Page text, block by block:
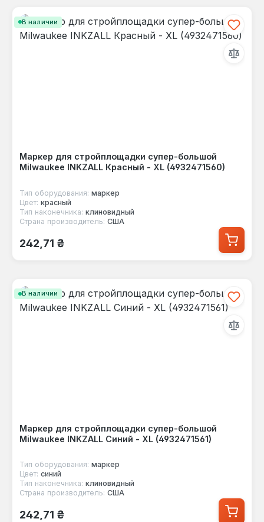
В наличии
Маркер для стройплощадки супер-большой
Milwaukee INKZALL Красный - XL (4932471560)
Тип оборудования: маркер
Цвет: красный
Тип наконечника: клиновидный
Страна производитель: США
Обычная цена:
242,71 ₴
В наличии
Маркер для стройплощадки супер-большой
Milwaukee INKZALL Синий - XL (4932471561)
Тип оборудования: маркер
Цвет: синий
Тип наконечника: клиновидный
Страна производитель: США
Обычная цена:
242,71 ₴